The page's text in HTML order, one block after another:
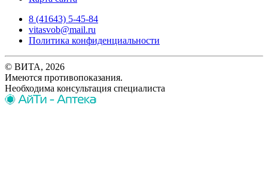
8 (41643) 5-45-84
vitasvob@mail.ru
Политика конфиденциальности
© ВИТА, 2026
Имеются противопоказания.
Необходима консультация специалиста